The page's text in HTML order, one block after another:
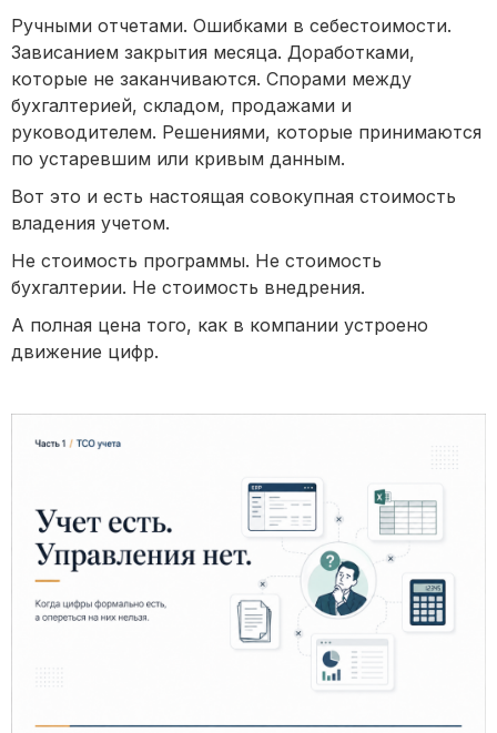
Ручными отчетами. Ошибками в себестоимости.
Зависанием закрытия месяца. Доработками,
которые не заканчиваются. Спорами между
бухгалтерией, складом, продажами и
руководителем. Решениями, которые принимаются
по устаревшим или кривым данным.
Вот это и есть настоящая совокупная стоимость
владения учетом.
Не стоимость программы. Не стоимость
бухгалтерии. Не стоимость внедрения.
А полная цена того, как в компании устроено
движение цифр.